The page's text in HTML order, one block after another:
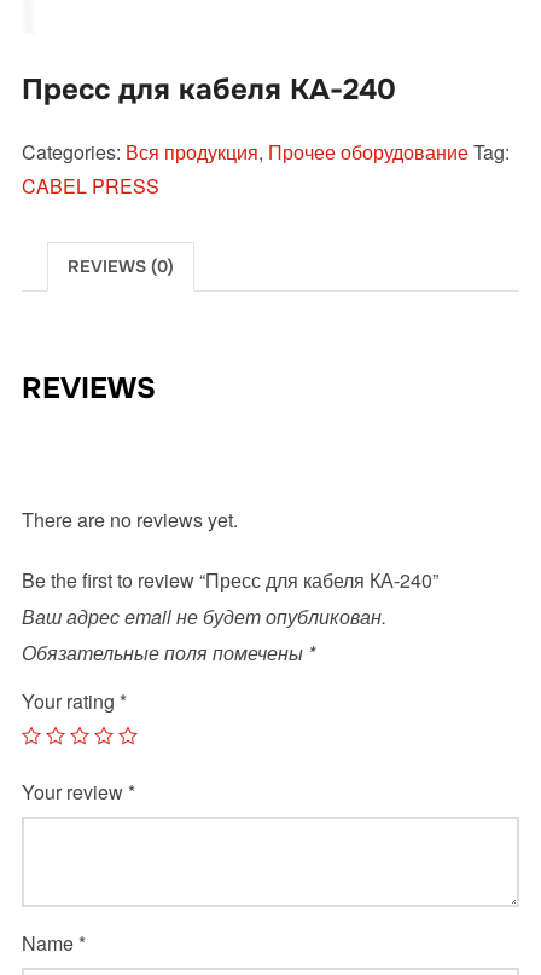
Пресс для кабеля КА-240
Categories: Вся продукция, Прочее оборудованиеTag:
CABEL PRESS
REVIEWS (0)
REVIEWS
There are no reviews yet.
Be the first to review “Пресс для кабеля КА-240”
Ваш адрес email не будет опубликован.
Обязательные поля помечены *
Your rating *
Your review *
Name *